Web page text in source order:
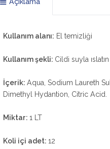
Kullanım alanı: El temizliği
Kullanım şekli: Cildi suyla
İçerik: Aqua, Sodium Laureth
Dimethyl Hydantion, Citric Acid.
Miktar: 1 LT
Koli içi adet: 12